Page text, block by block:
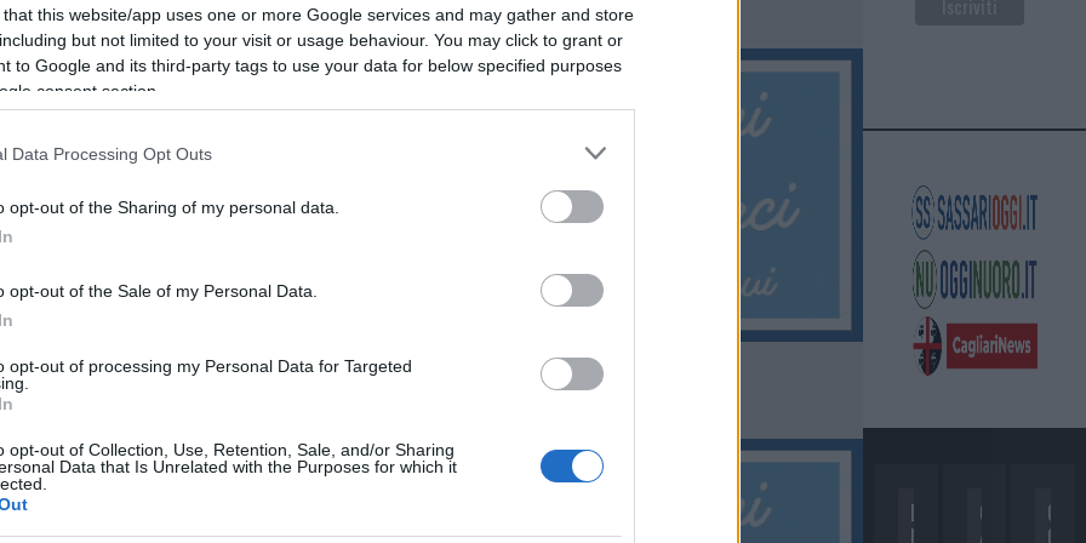
that this website/app uses one or more Google services and may gather and store
but not limited to your visit or usage behaviour. You may click to grant or
to Google and its third-party tags to use your data for below specified purposes
consent section.
Data Processing Opt Outs
opt-out of the Sharing of my personal data.
opt-out of the Sale of my Personal Data.
opt-out of processing my Personal Data for Targeted
opt-out of Collection, Use, Retention, Sale, and/or Sharing
Data that Is Unrelated with the Purposes for which it
8:00 - 18:00
il Tea Letterario alla
D
C
C